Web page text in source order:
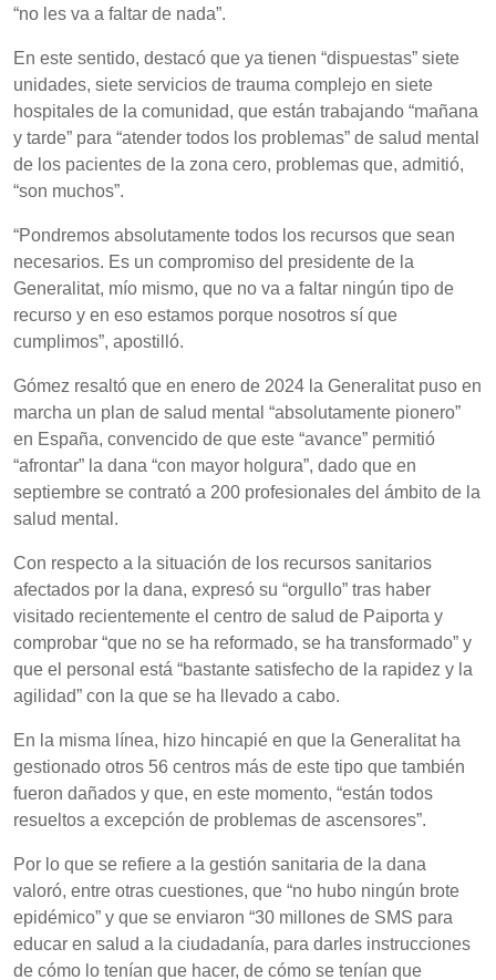
“no les va a faltar de nada”.
En este sentido, destacó que ya tienen “dispuestas” siete
unidades, siete servicios de trauma complejo en siete
hospitales de la comunidad, que están trabajando “mañana
y tarde” para “atender todos los problemas” de salud mental
de los pacientes de la zona cero, problemas que, admitió,
“son muchos”.
“Pondremos absolutamente todos los recursos que sean
necesarios. Es un compromiso del presidente de la
Generalitat, mío mismo, que no va a faltar ningún tipo de
recurso y en eso estamos porque nosotros sí que
cumplimos”, apostilló.
Gómez resaltó que en enero de 2024 la Generalitat puso en
marcha un plan de salud mental “absolutamente pionero”
en España, convencido de que este “avance” permitió
“afrontar” la dana “con mayor holgura”, dado que en
septiembre se contrató a 200 profesionales del ámbito de la
salud mental.
Con respecto a la situación de los recursos sanitarios
afectados por la dana, expresó su “orgullo” tras haber
visitado recientemente el centro de salud de Paiporta y
comprobar “que no se ha reformado, se ha transformado” y
que el personal está “bastante satisfecho de la rapidez y la
agilidad” con la que se ha llevado a cabo.
En la misma línea, hizo hincapié en que la Generalitat ha
gestionado otros 56 centros más de este tipo que también
fueron dañados y que, en este momento, “están todos
resueltos a excepción de problemas de ascensores”.
Por lo que se refiere a la gestión sanitaria de la dana
valoró, entre otras cuestiones, que “no hubo ningún brote
epidémico” y que se enviaron “30 millones de SMS para
educar en salud a la ciudadanía, para darles instrucciones
de cómo lo tenían que hacer, de cómo se tenían que